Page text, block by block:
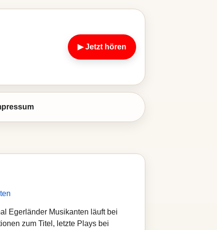
▶ Jetzt hören
Egerländer Musikanten läuft bei
zum Titel, letzte Plays bei